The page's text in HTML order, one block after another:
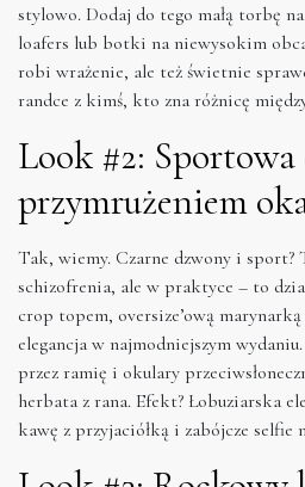
stylowo. Dodaj do tego małą torbę
loafers lub botki na niewysokim
robi wrażenie, ale też świetnie
randce z kimś, kto zna różnicę
Look #2: Sportowa
przymrużeniem
Tak, wiemy. Czarne dzwony i
schizofrenia, ale w praktyce – to
crop topem, oversize’ową
elegancja w najmodniejszym
przez ramię i okulary
herbata z rana. Efekt? Łobuziarska
kawę z przyjaciółką i zabójcze selfie